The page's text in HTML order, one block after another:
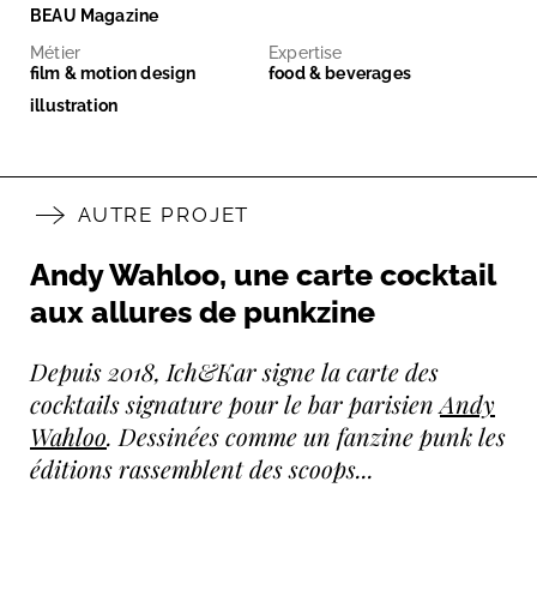
BEAU Magazine
Métier
film & motion design
illustration
Expertise
food & beverages
AUTRE PROJET
Andy Wahloo, une carte cocktail
aux allures de punkzine
Depuis 2018, Ich&Kar signe la carte des
cocktails signature pour le bar parisienAndy
Wahloo. Dessinées comme un fanzine punk les
éditions rassemblent des scoops...